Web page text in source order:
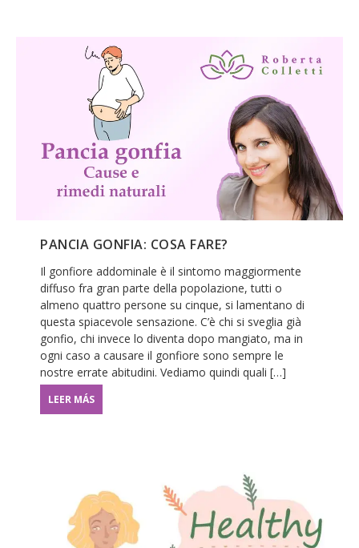
PANCIA GONFIA: COSA FARE?
Il gonfiore addominale è il sintomo maggiormente
diffuso fra gran parte della popolazione, tutti o
almeno quattro persone su cinque, si lamentano di
questa spiacevole sensazione. C’è chi si sveglia già
gonfio, chi invece lo diventa dopo mangiato, ma in
ogni caso a causare il gonfiore sono sempre le
nostre errate abitudini. Vediamo quindi quali […]
LEER MÁS